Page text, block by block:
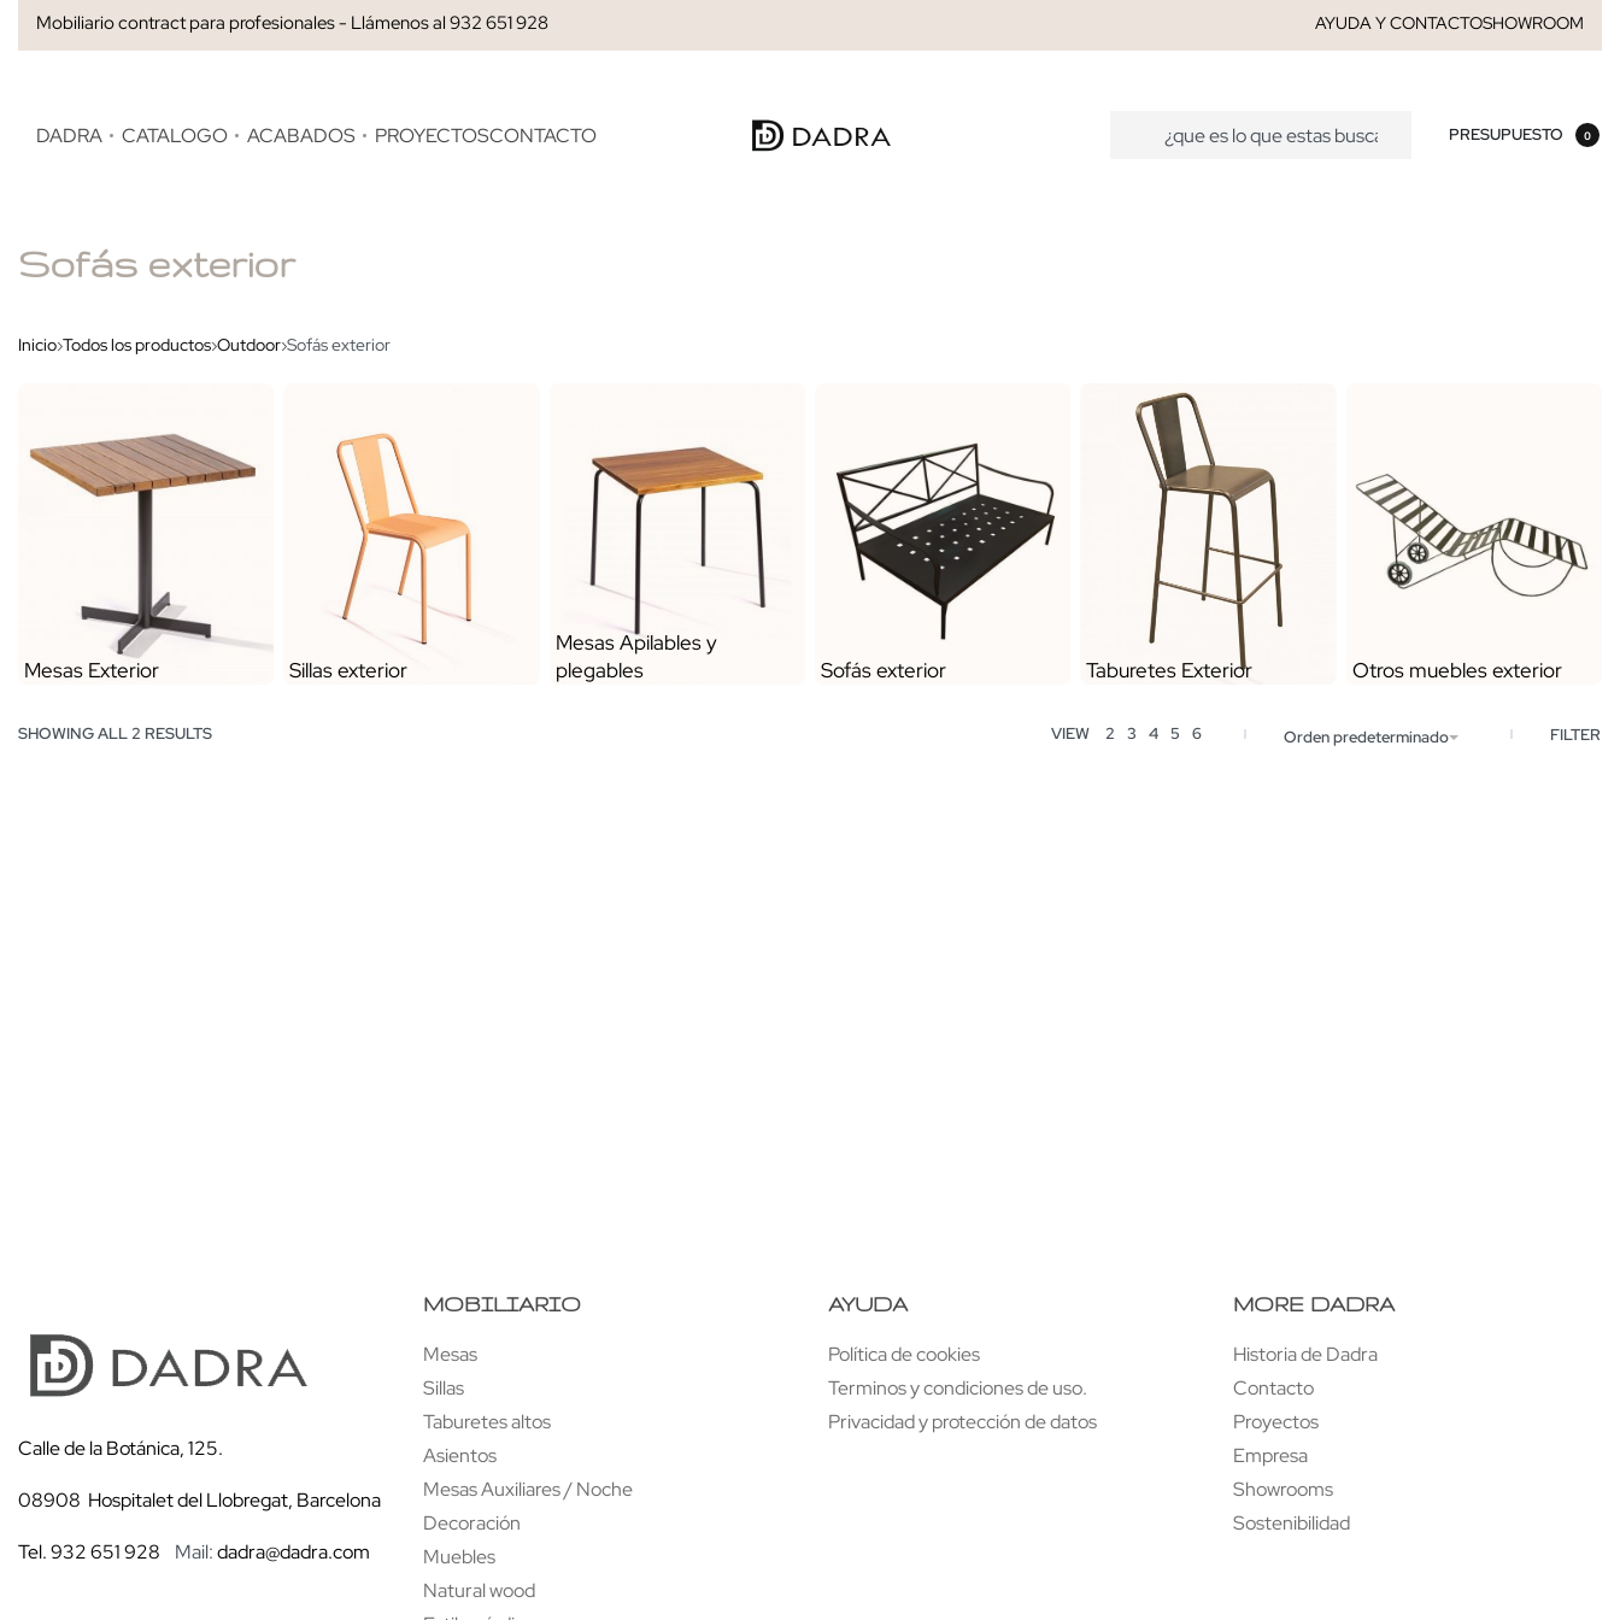
Mobiliario contract para profesionales - Llámenos al 932 651 928 AYUDA Y CONTACTOSHOWROOM
DADRA CATALOGO ACABADOS PROYECTOSCONTACTO PRESUPUESTO 0
Sofás exterior
Inicio›Todos los productos›Outdoor›Sofás exterior
Mesas Exterior Sillas exterior
Mesas Apilables y
plegables
Sofás exterior Taburetes Exterior Otros muebles exterior
SHOWING ALL 2 RESULTS VIEW 2 3 4 5 6 Orden predeterminado FILTER
Calle de la Botánica, 125.
08908 Hospitalet del Llobregat, Barcelona
Tel. 932 651 928 Mail:dadra@dadra.com
MOBILIARIO
Mesas
Sillas
Taburetes altos
Asientos
Mesas Auxiliares / Noche
Decoración
Muebles
Natural wood
AYUDA
Política de cookies
Terminos y condiciones de uso.
Privacidad y protección de datos
MORE DADRA
Historia de Dadra
Contacto
Proyectos
Empresa
Showrooms
Sostenibilidad